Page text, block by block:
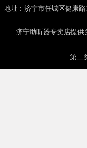
地址：济宁市任城区健康
济宁助听器专卖店提供
第二